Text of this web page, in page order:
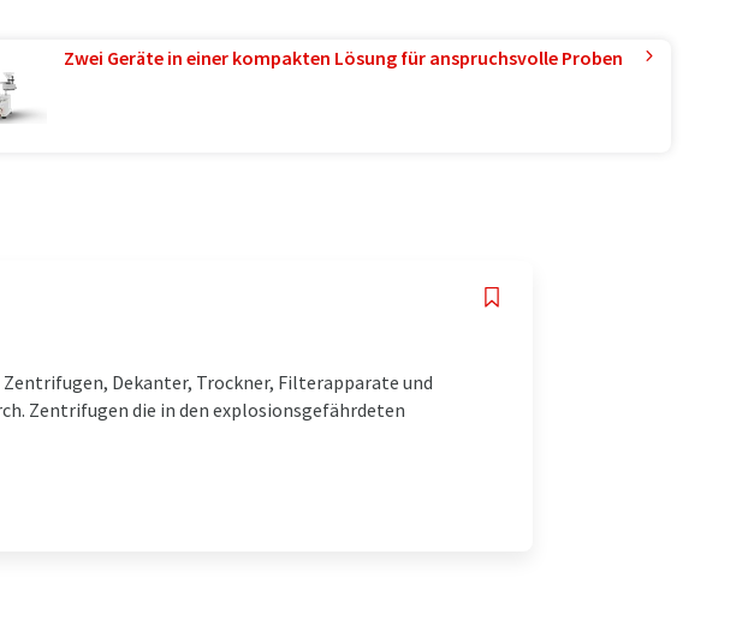
Zwei Geräte in einer kompakten Lösung für anspruchsvolle Proben
Dekanter, Trockner, Filterapparate und
Zentrifugen die in den explosionsgefährdeten